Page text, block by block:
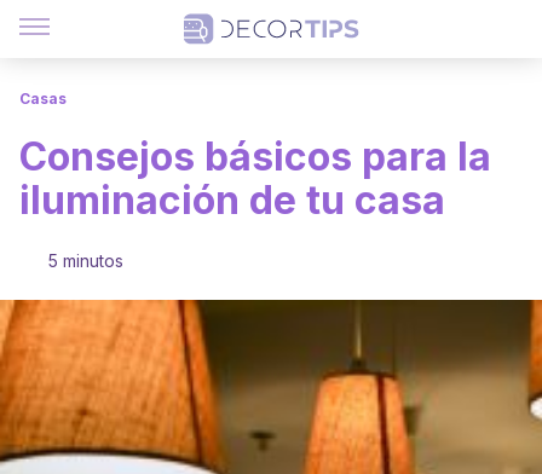
Casas
Consejos básicos para la
iluminación de tu casa
5 minutos